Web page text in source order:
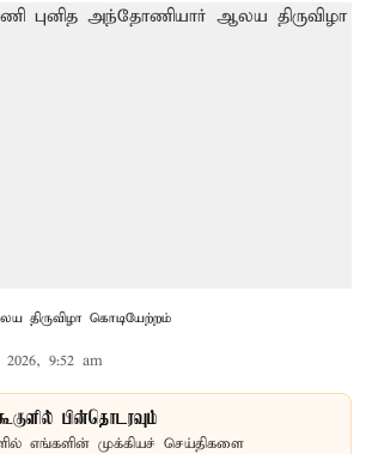
திருவிழா கொடியேற்றம்
9:52 am
பின்தொடரவும்
எங்களின் முக்கியச் செய்திகளை